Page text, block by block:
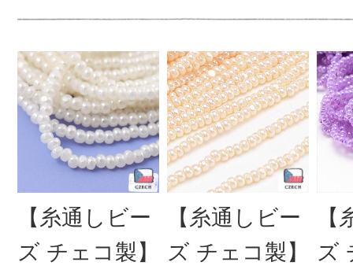
【糸通しビー
ズ チェコ製】
【糸通しビー
ズ チェコ製】
ズ